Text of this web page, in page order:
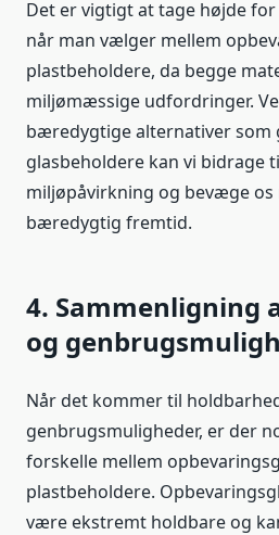
Det er vigtigt at tage højde
når man vælger mellem
plastbeholdere, da begge
miljømæssige udfordringer.
bæredygtige alternativer som
glasbeholdere kan vi bidrage
miljøpåvirkning og bevæge os
bæredygtig fremtid.
4. Sammenligning
og
Når det kommer til
genbrugsmuligheder, er der
forskelle mellem
plastbeholdere.
være ekstremt holdbare og